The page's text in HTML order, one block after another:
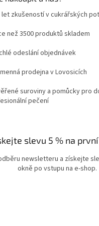
let zkušeností v cukrářských
než 3500 produktů skladem
odeslání objednávek
prodejna v Lovosicích
suroviny a pomůcky pro
pečení
slevu 5 % na
newsletteru a získejte
okně po vstupu na e-shop.